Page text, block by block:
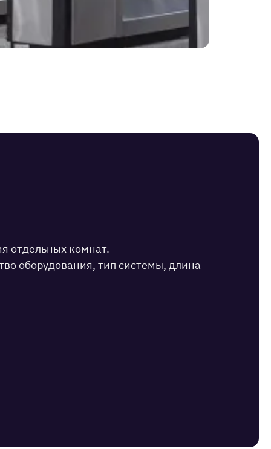
отдельных комнат.
оборудования, тип системы, длина